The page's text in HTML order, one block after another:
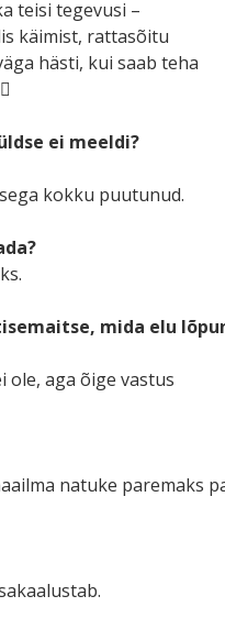
teisi tegevusi –
käimist, rattasõitu
hästi, kui saab teha

ei meeldi?
kokku puutunud.
mida elu
ole, aga õige vastus
natuke paremaks